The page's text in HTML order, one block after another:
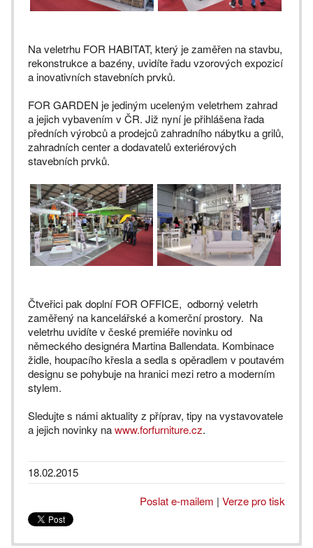
Na veletrhu FOR HABITAT, který je zaměřen na stavbu,
rekonstrukce a bazény, uvidíte řadu vzorových expozicí
a inovativních stavebních prvků.
FOR GARDEN je jediným uceleným veletrhem zahrad
a jejich vybavením v ČR. Již nyní je přihlášena řada
předních výrobců a prodejců zahradního nábytku a grilů,
zahradních center a dodavatelů exteriérových
stavebních prvků.
Čtveřici pak doplní FOR OFFICE, odborný veletrh
zaměřený na kancelářské a komerční prostory. Na
veletrhu uvidíte v české premiéře novinku od
německého designéra Martina Ballendata. Kombinace
židle, houpacího křesla a sedla s opěradlem v poutavém
designu se pohybuje na hranici mezi retro a moderním
stylem.
Sledujte s námi aktuality z příprav, tipy na vystavovatele
a jejich novinky nawww.forfurniture.cz.
18.02.2015
Poslat e-mailem | Verze pro tisk